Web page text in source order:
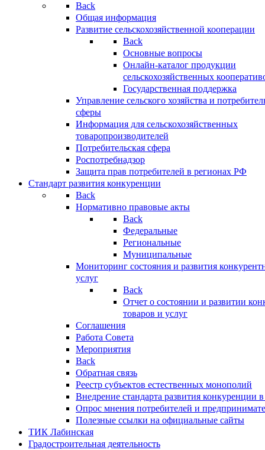
Back
Общая информация
Развитие сельскохозяйственной кооперации
Back
Основные вопросы
Онлайн-каталог продукции
сельскохозяйственных
Государственная поддержка
Управление сельского хозяйства и
сферы
Информация для сельскохозяйственных
товаропроизводителей
Потребительская сфера
Роспотребнадзор
Защита прав потребителей в регионах РФ
Стандарт развития конкуренции
Back
Нормативно правовые акты
Back
Федеральные
Региональные
Муниципальные
Мониторинг состояния и развития
услуг
Back
Отчет о состоянии и развитии
товаров и услуг
Соглашения
Работа Совета
Мероприятия
Back
Обратная связь
Реестр субъектов естественных монополий
Внедрение стандарта развития конкуренции
Опрос мнения потребителей и
Полезные ссылки на официальные сайты
ТИК Лабинская
Градостроительная деятельность